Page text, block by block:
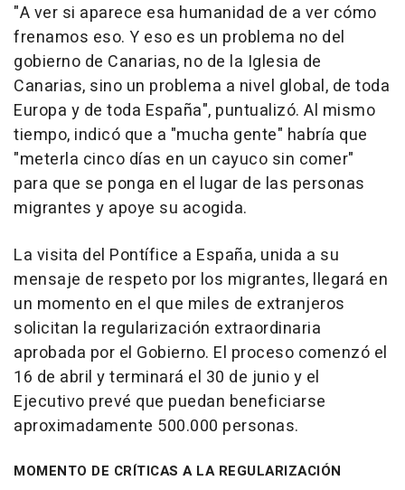
"A ver si aparece esa humanidad de a ver cómo
frenamos eso. Y eso es un problema no del
gobierno de Canarias, no de la Iglesia de
Canarias, sino un problema a nivel global, de toda
Europa y de toda España", puntualizó. Al mismo
tiempo, indicó que a "mucha gente" habría que
"meterla cinco días en un cayuco sin comer"
para que se ponga en el lugar de las personas
migrantes y apoye su acogida.
La visita del Pontífice a España, unida a su
mensaje de respeto por los migrantes, llegará en
un momento en el que miles de extranjeros
solicitan la regularización extraordinaria
aprobada por el Gobierno. El proceso comenzó el
16 de abril y terminará el 30 de junio y el
Ejecutivo prevé que puedan beneficiarse
aproximadamente 500.000 personas.
MOMENTO DE CRÍTICAS A LA REGULARIZACIÓN